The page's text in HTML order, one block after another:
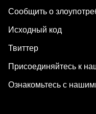
Сообщить о
Исходный код
Твиттер
Присоединяйтесь к
Ознакомьтесь с